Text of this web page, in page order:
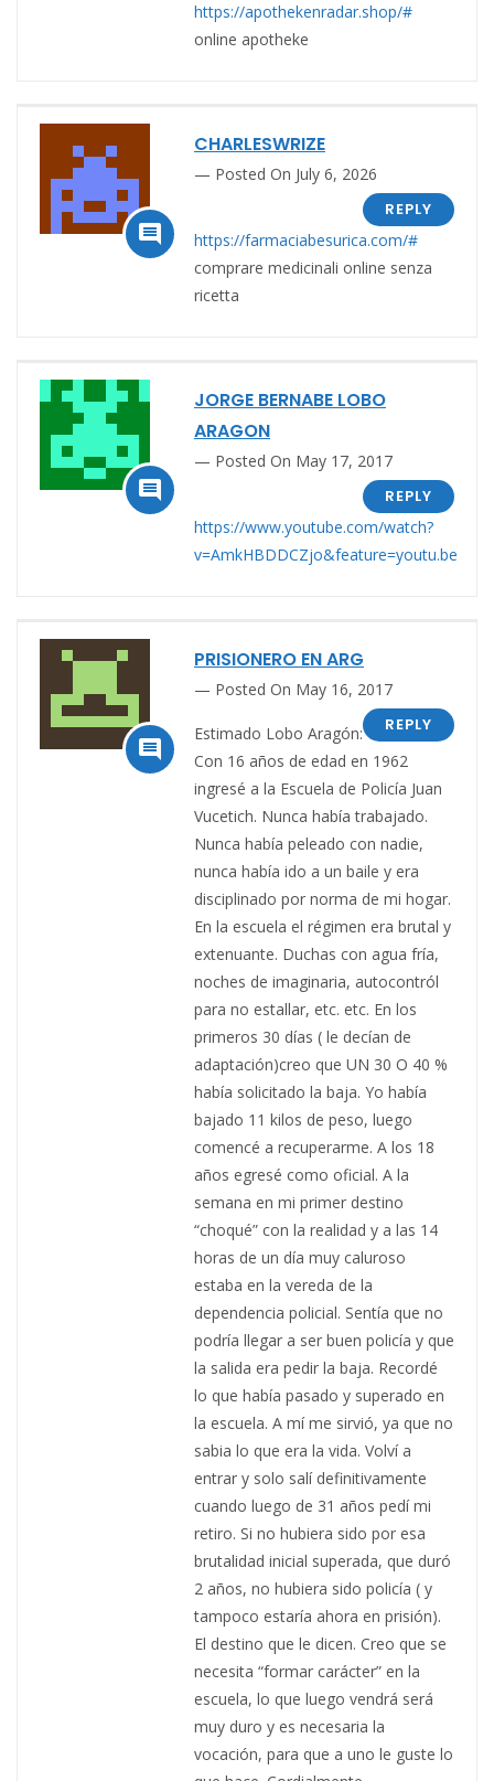
https://apothekenradar.shop/#
online apotheke

CHARLESWRIZE
Posted On July 6, 2026
REPLY
https://farmaciabesurica.com/#
comprare medicinali online senza
ricetta

JORGE BERNABE LOBO
ARAGON
Posted On May 17, 2017
REPLY
https://www.youtube.com/watch?
v=AmkHBDDCZjo&feature=youtu.be

PRISIONERO EN ARG
Posted On May 16, 2017
REPLY
Estimado Lobo Aragón:
Con 16 años de edad en 1962
ingresé a la Escuela de Policía Juan
Vucetich. Nunca había trabajado.
Nunca había peleado con nadie,
nunca había ido a un baile y era
disciplinado por norma de mi hogar.
En la escuela el régimen era brutal y
extenuante. Duchas con agua fría,
noches de imaginaria, autocontról
para no estallar, etc. etc. En los
primeros 30 días ( le decían de
adaptación)creo que UN 30 O 40 %
había solicitado la baja. Yo había
bajado 11 kilos de peso, luego
comencé a recuperarme. A los 18
años egresé como oficial. A la
semana en mi primer destino
“choqué” con la realidad y a las 14
horas de un día muy caluroso
estaba en la vereda de la
dependencia policial. Sentía que no
podría llegar a ser buen policía y que
la salida era pedir la baja. Recordé
lo que había pasado y superado en
la escuela. A mí me sirvió, ya que no
sabia lo que era la vida. Volví a
entrar y solo salí definitivamente
cuando luego de 31 años pedí mi
retiro. Si no hubiera sido por esa
brutalidad inicial superada, que duró
2 años, no hubiera sido policía ( y
tampoco estaría ahora en prisión).
El destino que le dicen. Creo que se
necesita “formar carácter” en la
escuela, lo que luego vendrá será
muy duro y es necesaria la
vocación, para que a uno le guste lo